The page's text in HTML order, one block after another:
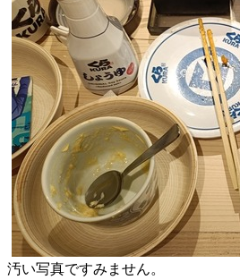
汚い写真ですみません。